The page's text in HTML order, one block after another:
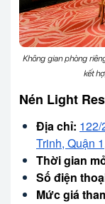
Không gian phòng
kết
Nén Light
Địa chỉ:
Trinh, Quận
Thời gian
Số điện
Mức giá